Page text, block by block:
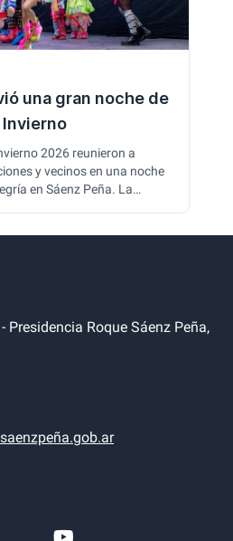
una gran noche de
Invierno
2026 reunieron a
y vecinos en una noche
en Sáenz Peña. La
de distintas localidades.
Presidencia Roque Sáenz Peña,